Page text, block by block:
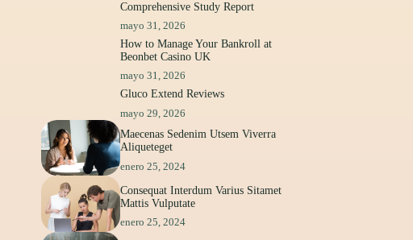
Comprehensive Study Report
mayo 31, 2026
How to Manage Your Bankroll at
Beonbet Casino UK
mayo 31, 2026
Gluco Extend Reviews
mayo 29, 2026
Maecenas Sedenim Utsem Viverra
Aliqueteget
enero 25, 2024
Consequat Interdum Varius Sitamet
Mattis Vulputate
enero 25, 2024